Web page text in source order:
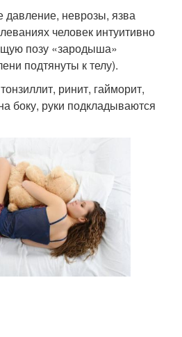
неврозы, язва
человек интуитивно
позу «зародыша»
подтянуты к телу).
ринит, гайморит,
боку, руки подкладываются